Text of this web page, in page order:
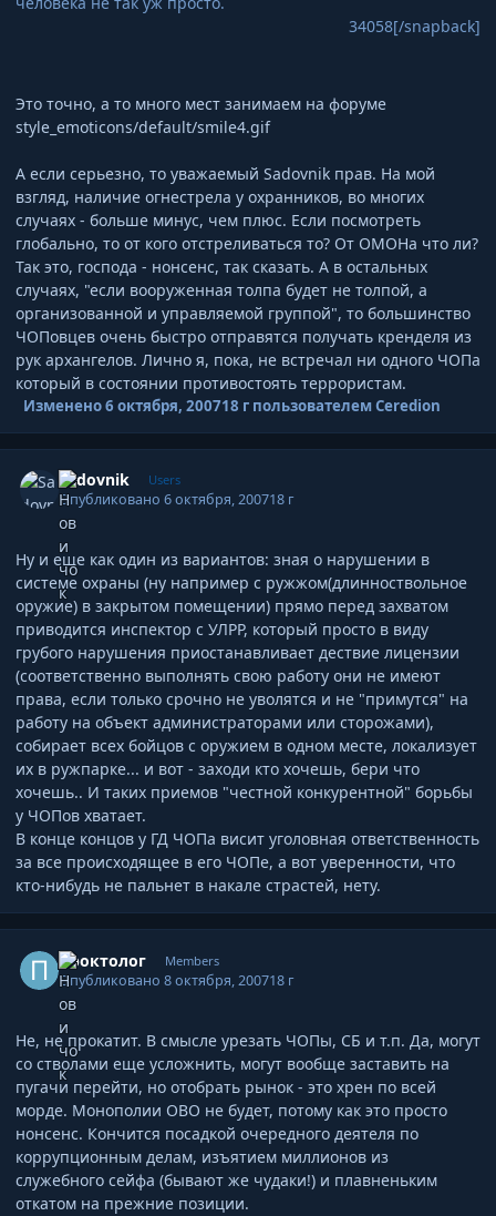
34058[/snapback]
Это точно, а то много мест занимаем на форуме
style_emoticons/default/smile4.gif
А если серьезно, то уважаемый Sadovnik прав. На мой
взгляд, наличие огнестрела у охранников, во многих
случаях - больше минус, чем плюс. Если посмотреть
глобально, то от кого отстреливаться то? От ОМОНа что ли?
Так это, господа - нонсенс, так сказать. А в остальных
случаях, "если вооруженная толпа будет не толпой, а
организованной и управляемой группой", то большинство
ЧОПовцев очень быстро отправятся получать кренделя из
рук архангелов. Лично я, пока, не встречал ни одного ЧОПа
который в состоянии противостоять террористам.
Изменено6 октября, 200718 гпользователем Ceredion
Sadovnik Users
Опубликовано6 октября, 200718 г
Ну и еще как один из вариантов: зная о нарушении в
системе охраны (ну например с ружжом(длинноствольное
оружие) в закрытом помещении) прямо перед захватом
приводится инспектор с УЛРР, который просто в виду
грубого нарушения приостанавливает дествие лицензии
(соответственно выполнять свою работу они не имеют
права, если только срочно не уволятся и не "примутся" на
работу на объект администраторами или сторожами),
собирает всех бойцов с оружием в одном месте, локализует
их в ружпарке... и вот - заходи кто хочешь, бери что
хочешь.. И таких приемов "честной конкурентной" борьбы
у ЧОПов хватает.
В конце концов у ГД ЧОПа висит уголовная ответственность
за все происходящее в его ЧОПе, а вот уверенности, что
кто-нибудь не пальнет в накале страстей, нету.
Проктолог Members
Опубликовано8 октября, 200718 г
Не, не прокатит. В смысле урезать ЧОПы, СБ и т.п. Да, могут
со стволами еще усложнить, могут вообще заставить на
пугачи перейти, но отобрать рынок - это хрен по всей
морде. Монополии ОВО не будет, потому как это просто
нонсенс. Кончится посадкой очередного деятеля по
коррупционным делам, изъятием миллионов из
служебного сейфа (бывают же чудаки!) и плавненьким
откатом на прежние позиции.